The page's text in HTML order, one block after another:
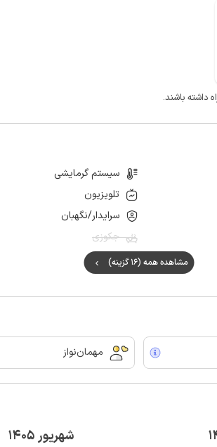
سیستم گرمایشی
تلویزیون
سرایدار/نگهبان
جکوزی
مشاهده همه (16 گزینه)
مهمان‌نواز
شهریور 1405